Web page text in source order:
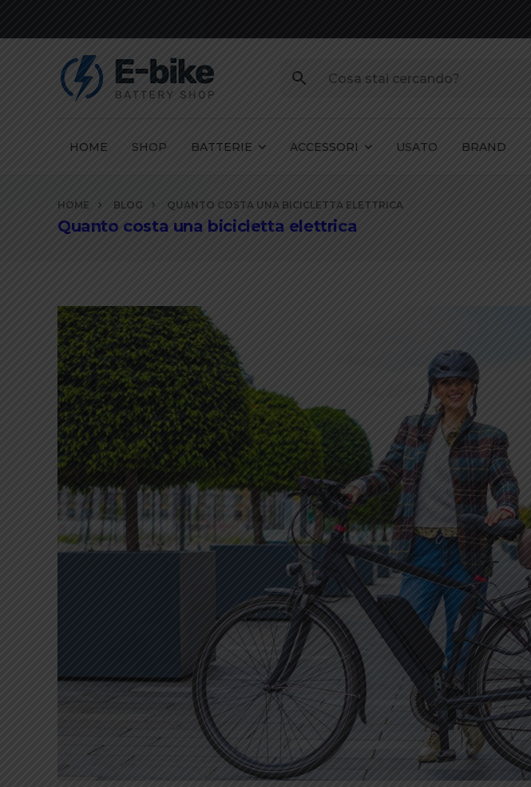
contenuti
HOME SHOP BATTERIE ACCESSORI USATO BRAND
HOME BLOG QUANTO COSTA UNA BICICLETTA ELETTRICA
Quanto costa una bicicletta elettrica